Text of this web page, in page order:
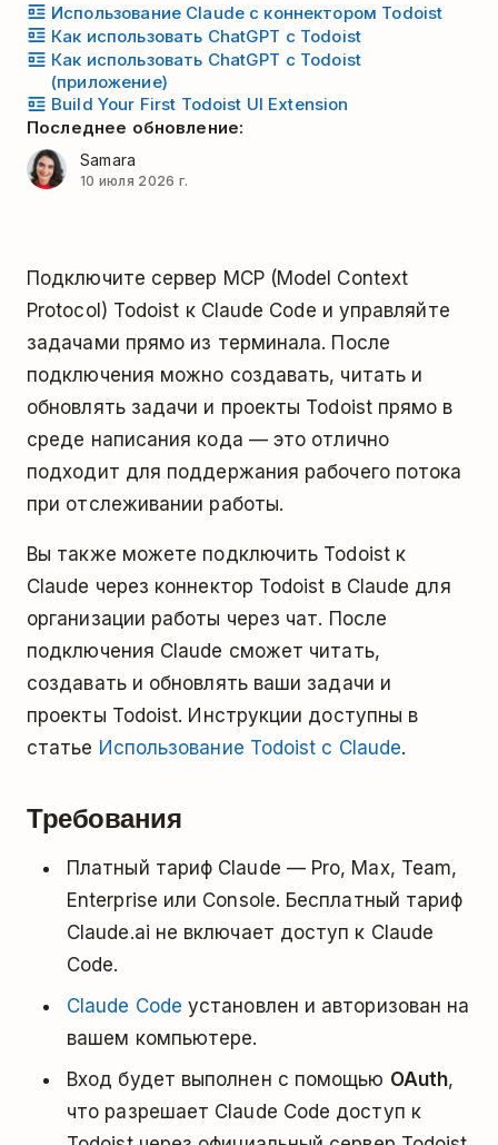
Использование Claude с коннектором Todoist
Как использовать ChatGPT с Todoist
Как использовать ChatGPT с Todoist
(приложение)
Build Your First Todoist UI Extension
Последнее обновление:
Samara
10 июля 2026 г.
Подключите сервер MCP (Model Context
Protocol) Todoist к Claude Code и управляйте
задачами прямо из терминала. После
подключения можно создавать, читать и
обновлять задачи и проекты Todoist прямо в
среде написания кода — это отлично
подходит для поддержания рабочего потока
при отслеживании работы.
Вы также можете подключить Todoist к
Claude через коннектор Todoist в Claude для
организации работы через чат. После
подключения Claude сможет читать,
создавать и обновлять ваши задачи и
проекты Todoist. Инструкции доступны в
статье Использование Todoist с Claude.
Требования
Платный тариф Claude — Pro, Max, Team,
Enterprise или Console. Бесплатный тариф
Claude.ai не включает доступ к Claude
Code.
Claude Code установлен и авторизован на
вашем компьютере.
Вход будет выполнен с помощью OAuth,
что разрешает Claude Code доступ к